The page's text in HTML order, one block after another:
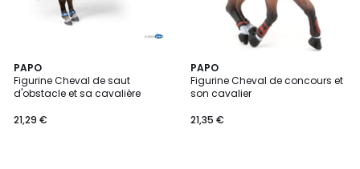
PAPO
Figurine Cheval de saut
d'obstacle et sa cavalière
21,29 €
PAPO
Figurine Cheval de concours et
son cavalier
21,35 €